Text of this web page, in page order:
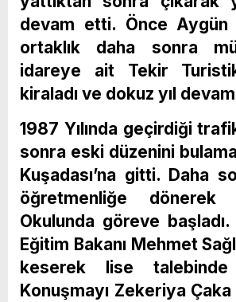
devam etti. Önce Aygün
ortaklık daha sonra
idareye ait Tekir
kiraladı ve dokuz yıl
1987 Yılında geçirdiği
sonra eski düzenini
Kuşadası’na gitti. Daha
öğretmenliğe
Okulunda göreve
Eğitim Bakanı Mehmet
keserek lise talebinde
Konuşmayı Zekeriya Çaka